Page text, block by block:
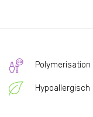
Polymerisation
Hypoallergisch